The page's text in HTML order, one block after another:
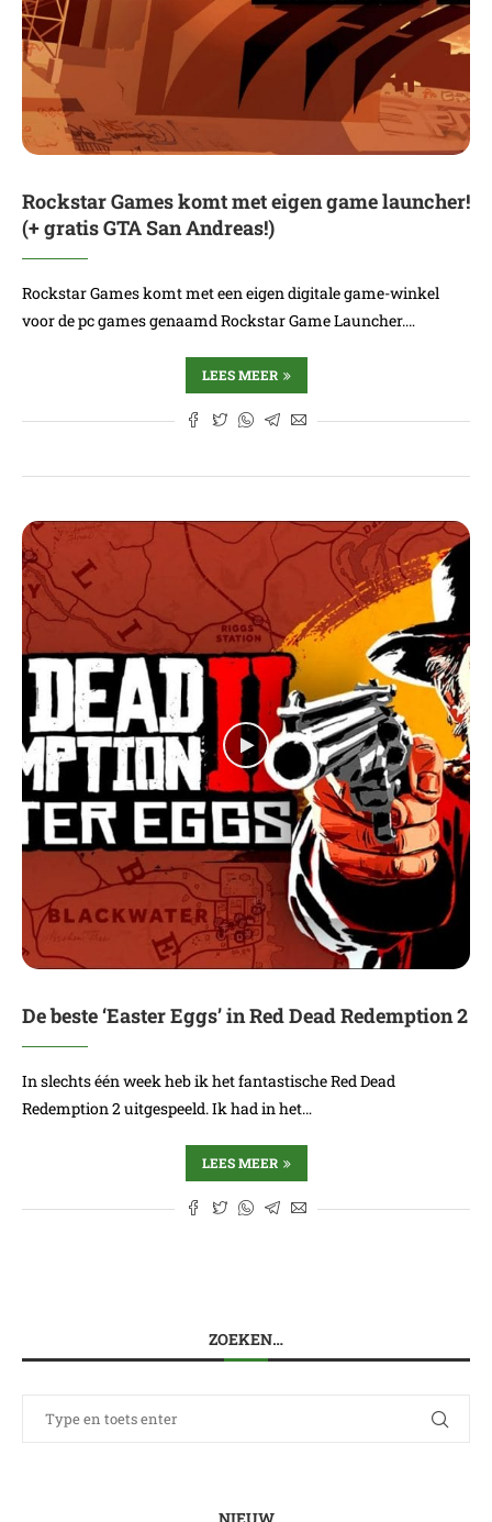
Rockstar Games komt met eigen game launcher!
(+ gratis GTA San Andreas!)
Rockstar Games komt met een eigen digitale game-winkel
voor de pc games genaamd Rockstar Game Launcher.…
LEES MEER
De beste ‘Easter Eggs’ in Red Dead Redemption 2
In slechts één week heb ik het fantastische Red Dead
Redemption 2 uitgespeeld. Ik had in het…
LEES MEER
ZOEKEN…